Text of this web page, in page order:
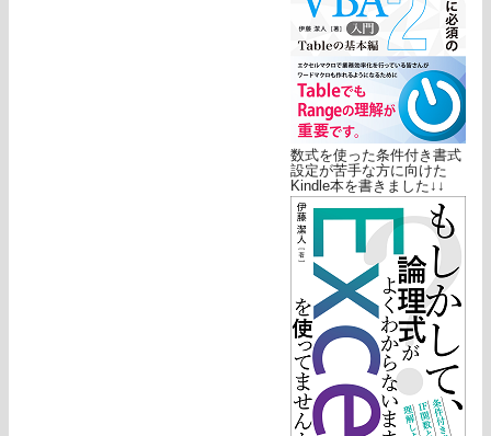
数式を使った条件付き書式
設定が苦手な方に向けた
Kindle本を書きました↓↓